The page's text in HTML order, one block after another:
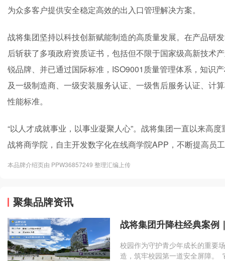
为众多客户提供安全稳定高效的出入口管理解决方案。
战将集团坚持以科技创新赋能制造的高质量发展。在产品研
后斩获了多项政府资质证书，包括但不限于国家级高新技术
锐品牌、并已通过国际标准，ISO9001质量管理体系，知识
及一级制造商、一级安装服务认证、一级售后服务认证、计
性能标准。
“以人才成就事业，以事业凝聚人心”。战将集团一直以来高
战将商学院，自主开发数字化在线商学院APP，不断提高员
本品牌介绍页由 PPW36857249 整理汇编上传
聚集品牌资讯
战将集团升降柱经典案例
校园作为守护青少年成长的重要
造，筑牢校园第一道安全屏障。